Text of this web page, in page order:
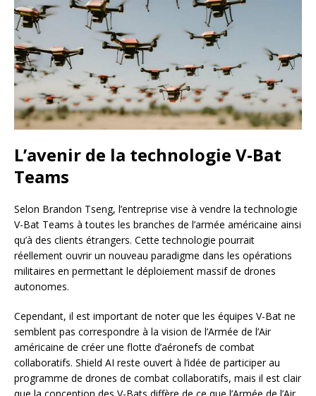
L’avenir de la technologie V-Bat
Teams
Selon Brandon Tseng, l’entreprise vise à vendre la technologie
V-Bat Teams à toutes les branches de l’armée américaine ainsi
qu’à des clients étrangers. Cette technologie pourrait
réellement ouvrir un nouveau paradigme dans les opérations
militaires en permettant le déploiement massif de drones
autonomes.
Cependant, il est important de noter que les équipes V-Bat ne
semblent pas correspondre à la vision de l’Armée de l’Air
américaine de créer une flotte d’aéronefs de combat
collaboratifs. Shield AI reste ouvert à l’idée de participer au
programme de drones de combat collaboratifs, mais il est clair